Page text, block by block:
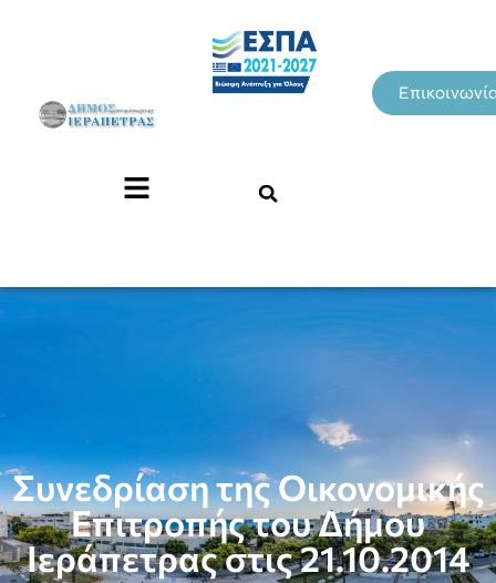
Συνεδρίαση της Οικονομικής
Επιτροπής του Δήμου
Ιεράπετρας στις 21.10.2014